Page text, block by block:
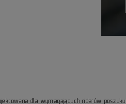
dla wymagających riderów